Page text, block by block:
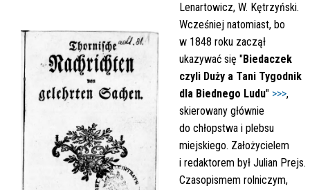
Lenartowicz, W. Kętrzyński.
Wcześniej natomiast, bo
w 1848 roku zaczął
ukazywać się "Biedaczek
czyli Duży a Tani Tygodnik
dla Biednego Ludu" >>>,
skierowany głównie
do chłopstwa i plebsu
miejskiego. Założycielem
i redaktorem był Julian Prejs.
Czasopismem rolniczym,